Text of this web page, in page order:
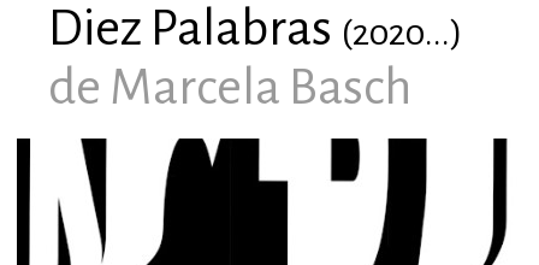
Diez Palabras (2020...)
de Marcela Basch